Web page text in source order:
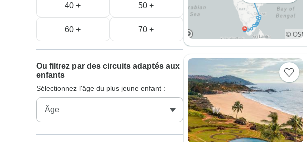
40 + 50 +
60 + 70 +
Ou filtrez par des circuits adaptés aux
enfants
Sélectionnez l'âge du plus jeune enfant :